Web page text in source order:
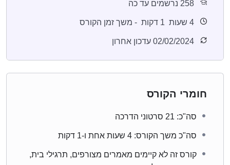
258 נרשמים עד כה
4 שעות דקות - משך זמן הקורס
02/02/2024 עדכון אחרון
חומרי הקורס
סה"כ: 21 סרטוני הדרכה
סה"כ משך הקורס: 4 שעות אחת ו-1 דקות
קורס זה לא קיימים מאמרים מצורפים, תרגילי בית,